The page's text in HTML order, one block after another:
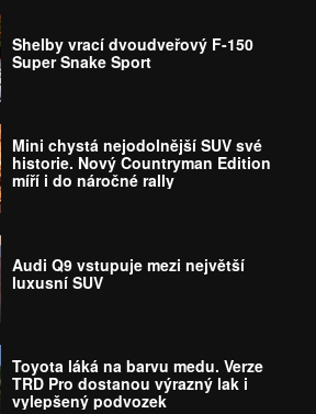
Shelby vrací dvoudveřový F-150
Super Snake Sport
Mini chystá nejodolnější SUV své
historie. Nový Countryman Edition
míří i do náročné rally
Audi Q9 vstupuje mezi největší
luxusní SUV
Toyota láká na barvu medu. Verze
TRD Pro dostanou výrazný lak i
vylepšený podvozek